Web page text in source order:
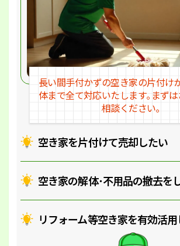
空き家を片付けて売却したい
空き家の解体･不用品の撤去を
リフォーム等空き家を有効活
長い間手付かずの空き家の片付け
体まで全て対応いたします｡ まず
相談ください｡